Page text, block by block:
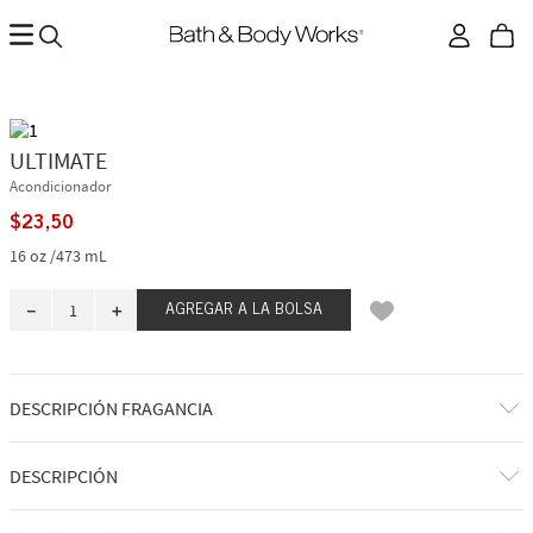
ULTIMATE
Acondicionador
$23,50
16 oz /473 mL
＋
－ AGREGAR A LA BOLSA
DESCRIPCIÓN FRAGANCIA
A qué huele: un soplo de aire fresco, limpio y relajante.
DESCRIPCIÓN